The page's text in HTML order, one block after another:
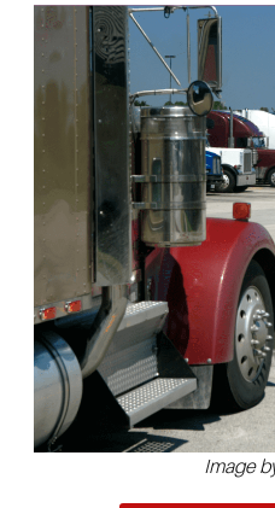
Image